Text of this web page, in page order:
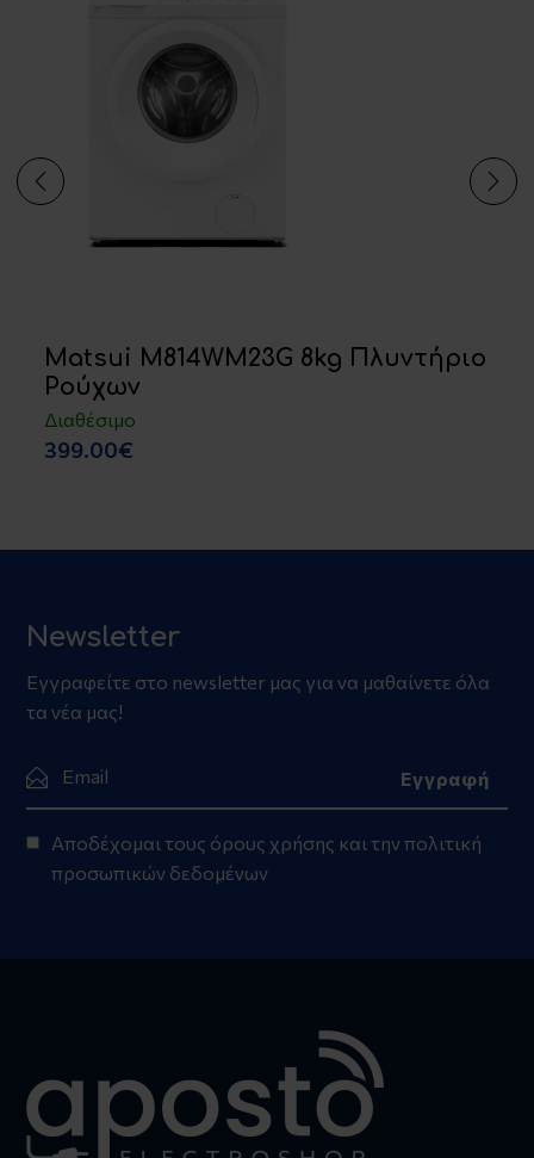
Matsui M814WM23G 8kg Πλυντήριο
Ρούχων
Διαθέσιμο
399.00€
Newsletter
Εγγραφείτε στο newsletter μας για να μαθαίνετε όλα
τα νέα μας!
Αποδέχομαι τους όρους χρήσης και την πολιτική
προσωπικών δεδομένων